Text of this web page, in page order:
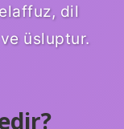
dil
üsluptur.